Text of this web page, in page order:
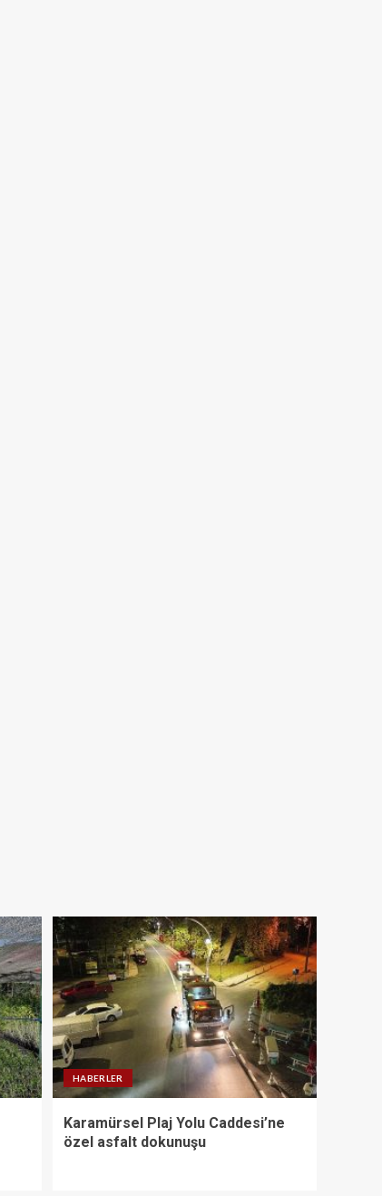
HABERLER
Karamürsel Plaj Yolu Caddesi’ne
özel asfalt dokunuşu